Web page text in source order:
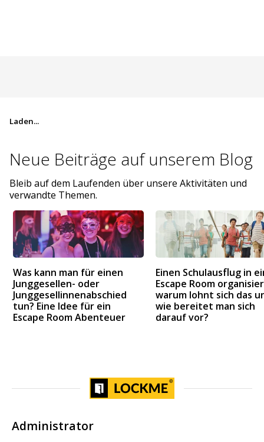
Laden...
Neue Beiträge aufunserem Blog
Bleib auf dem Laufenden über unsere Aktivitäten und
verwandte Themen.
Was kann man für einen
Junggesellen- oder
Junggesellinnenabschied
tun? Eine Idee für ein
Escape Room Abenteuer
Einen Schulausflug in
Escape Room
warum lohnt sich das
wie bereitet man sich
darauf vor?
Administrator